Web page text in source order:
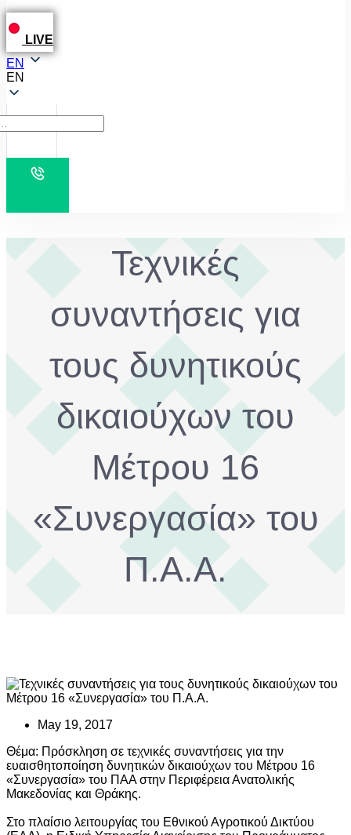
LIVE
EN
EN
Τεχνικές
συναντήσεις για
τους δυνητικούς
δικαιούχων του
Μέτρου 16
«Συνεργασία» του
Π.Α.Α.
May 19, 2017
Θέμα: Πρόσκληση σε τεχνικές συναντήσεις για την
ευαισθητοποίηση δυνητικών δικαιούχων του Μέτρου 16
«Συνεργασία» του ΠΑΑ στην Περιφέρεια Ανατολικής
Μακεδονίας και Θράκης.
Στο πλαίσιο λειτουργίας του Εθνικού Αγροτικού Δικτύου